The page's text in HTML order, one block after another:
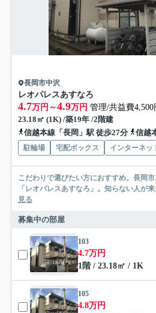
長岡市中沢
レオパレスあすなろ
4.7万円～4.9万円 管理/共益費4,500
23.18㎡ (1K) /築19年 /2階建
信越本線「長岡」駅 徒歩27分
信越本線
駐輪場 宅配ボックス インターネッ
こだわりで選びたい方におすすめ。長岡
「レオパレスあすなろ」。知らない人が
見る
募集中の部屋
103
4.7万円
1階 / 23.18㎡ / 1K
105
4.8万円